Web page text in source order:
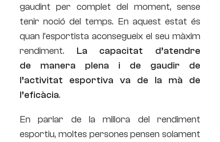
gaudint per complet del moment, sense
tenir noció del temps. En aquest estat és
quan l’esportista aconsegueix el seu màxim
rendiment. La capacitat d’atendre
de manera plena i de gaudir de
l’activitat esportiva va de la mà de
l’eficàcia.
En parlar de la millora del rendiment
esportiu, moltes persones pensen solament